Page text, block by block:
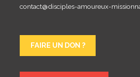
contact@disciples-amoureux-
FAIRE UN DON ?